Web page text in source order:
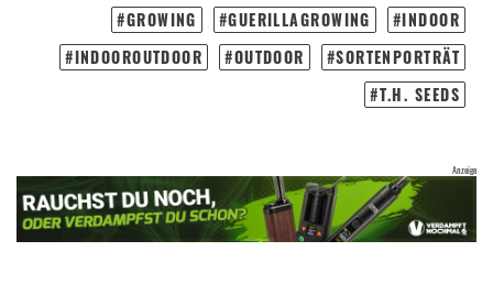
GROWING GUERILLAGROWING
INDOOR
INDOOROUTDOOR
OUTDOOR
SORTENPORTRÄT
T.H. SEEDS